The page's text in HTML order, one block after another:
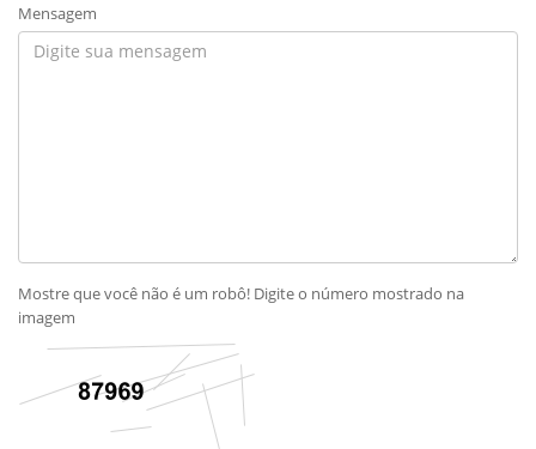
Mensagem
Mostre que você não é um robô! Digite o número mostrado na
imagem